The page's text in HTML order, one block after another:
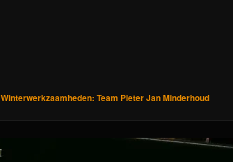
Winterwerkzaamheden: Team Pieter Jan Minderhoud